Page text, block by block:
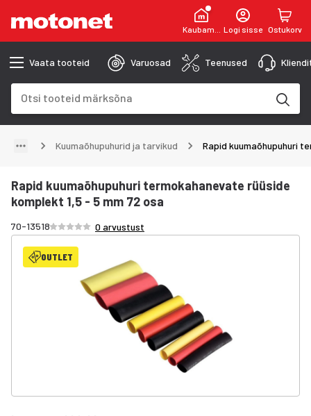
KaubamajaLogi sisse Ostukorv
Vaata tooteid Varuosad Teenused
Kuumaõhupuhurid ja tarvikud Rapid kuumaõhupuhuri
Rapid kuumaõhupuhuri termokahanevate rüüside
komplekt 1,5 - 5 mm 72 osa
70-13518Hinnang /5 tähte
0 arvustust
OUTLET